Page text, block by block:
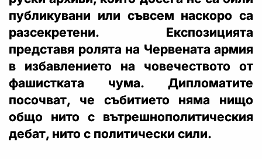
публикувани или съвсем наскоро са
разсекретени. Експозицията
представя ролята на Червената армия
в избавлението на човечеството от
фашистката чума. Дипломатите
посочват, че събитието няма нищо
общо нито с вътрешнополитическия
дебат, нито с политически сили.